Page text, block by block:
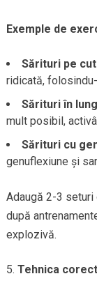
Exemple de
Sărituri pe
ridicată,
Sărituri în
mult posibil,
Sărituri cu
genuflexiune și
Adaugă 2-3
după
explozivă.
Tehnica